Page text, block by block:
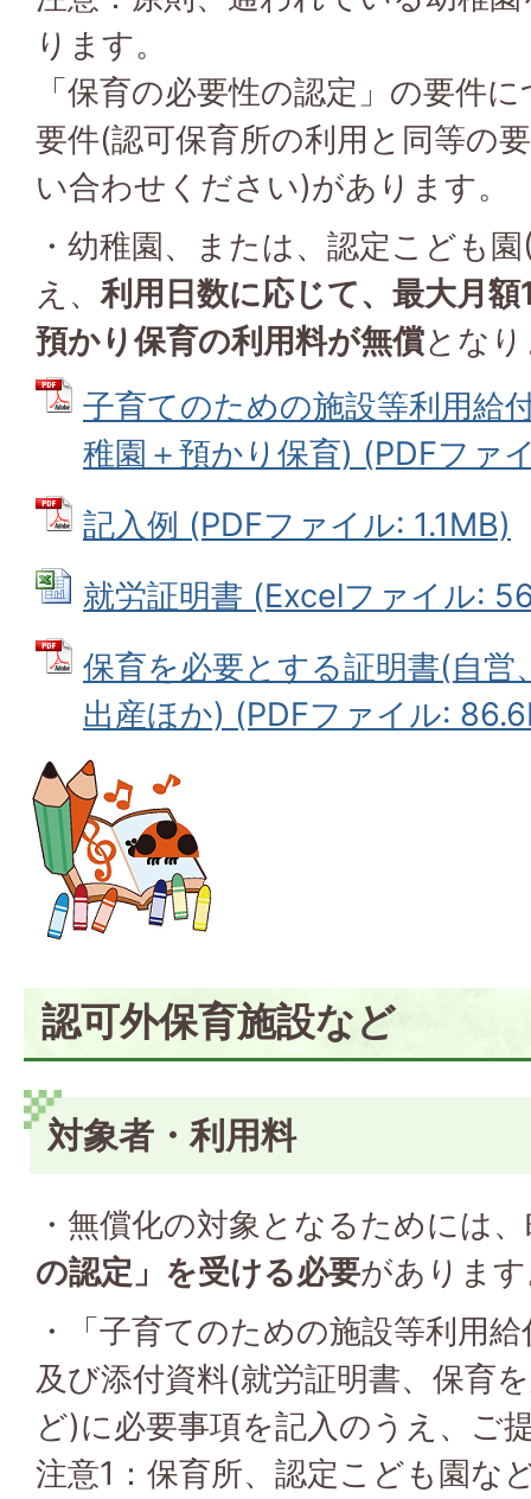
ります。
「保育の必要性の認定」の要件
要件(認可保育所の利用と同等の
い合わせください)があります。
・幼稚園、または、認定こども
え、利用日数に応じて、最大月
預かり保育の利用料が無償とな
子育てのための施設等利用給
稚園＋預かり保育) (PDFファ
記入例 (PDFファイル: 1.1MB)
就労証明書 (Excelファイル:
保育を必要とする証明書(自営
出産ほか) (PDFファイル:
認可外保育施設など
対象者・利用料
・無償化の対象となるためには
の認定」を受ける必要がありま
・「子育てのための施設等利用
及び添付資料(就労証明書、保育
ど)に必要事項を記入のうえ、ご
注意1：保育所、認定こども園な